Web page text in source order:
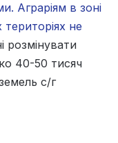
Аграріям в зоні
не
розмінувати
40-50 тисяч
с/г